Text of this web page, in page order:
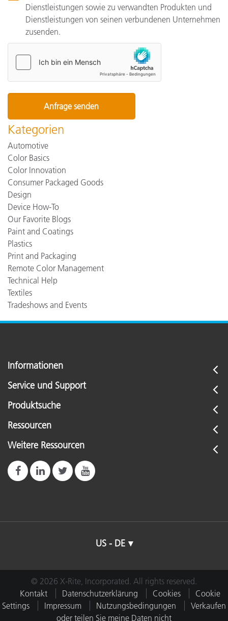
Dienstleistungen sowie zu verwandten Produkten und
Dienstleistungen von seinen verbundenen Unternehmen
zusenden.
Kategorien
Automotive
Color Basics
Color Innovation
Consumer Packaged Goods
Design
Device How-To
Our Favorite Blogs
Paint and Coatings
Plastics
Print and Packaging
Remote Color Management
Technical Help
Textiles
Tradeshows and Events
Informationen
Service und Support
Produktsuche
Ressourcen
Weitere Ressourcen
US - DE
© 2026 X-Rite, Incorporated. All rights reserved.
Kontakt
Datenschutzerklärung Cookies
Cookie
Settings
Impressum Nutzungsbedingungen
Verkaufen
oder teilen Sie meine Daten nicht